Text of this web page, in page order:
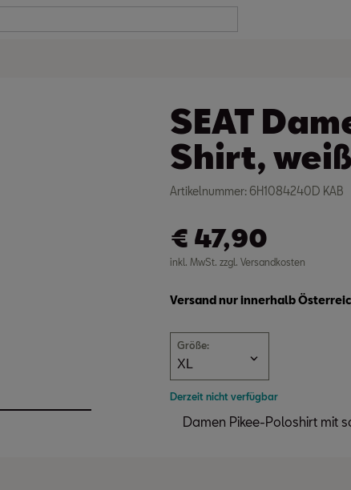
SEAT
Shirt, weiß
Artikelnummer: 6H1084240D KAB
€ 47,90
inkl. MwSt. zzgl. Versandkosten
Versand nur innerhalb
Größe:
S
M
L
Derzeit nicht verfügbar
Damen Pikee-Poloshirt mit